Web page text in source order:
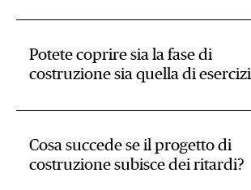
Potete coprire sia la fase di
costruzione sia quella di
Cosa succede se il progetto di
costruzione subisce dei ritardi?